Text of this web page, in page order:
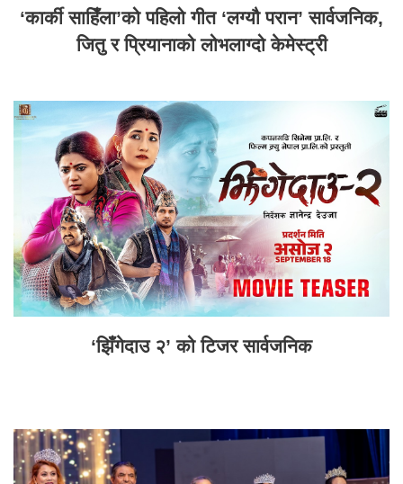
‘कार्की साहिँला’को पहिलो गीत ‘लग्यौ परान’ सार्वजनिक,
जितु र प्रियानाको लोभलाग्दो केमेस्ट्री
‘झिँगेदाउ २’ को टिजर सार्वजनिक